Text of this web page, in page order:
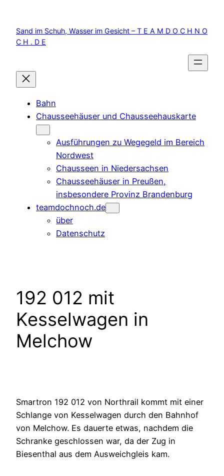
springen
Sand im Schuh, Wasser im Gesicht – T E A M D O C H N O
C H . D E
Bahn
Chausseehäuser und Chausseehauskarte
Ausführungen zu Wegegeld im Bereich
Nordwest
Chausseen in Niedersachsen
Chausseehäuser in Preußen,
insbesondere Provinz Brandenburg
teamdochnoch.de
über
Datenschutz
192 012 mit
Kesselwagen in
Melchow
Smartron 192 012 von Northrail kommt mit einer
Schlange von Kesselwagen durch den Bahnhof
von Melchow. Es dauerte etwas, nachdem die
Schranke geschlossen war, da der Zug in
Biesenthal aus dem Ausweichgleis kam.